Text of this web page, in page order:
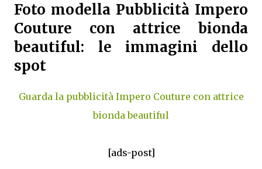
Foto modella Pubblicità Impero
Couture con attrice bionda
beautiful: le immagini dello
spot
Guarda la pubblicità Impero Couture con attrice
bionda beautiful
[ads-post]